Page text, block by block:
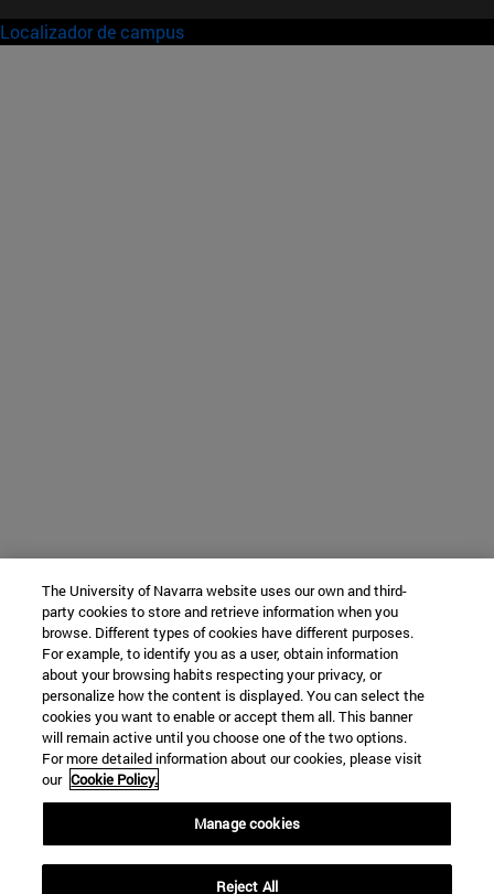
Localizador de campus
The University of Navarra website uses our own and third-
party cookies to store and retrieve information when you
browse. Different types of cookies have different purposes.
For example, to identify you as a user, obtain information
about your browsing habits respecting your privacy, or
personalize how the content is displayed. You can select the
cookies you want to enable or accept them all. This banner
will remain active until you choose one of the two options.
For more detailed information about our cookies, please visit
our Cookie Policy.
Manage cookies
Reject All